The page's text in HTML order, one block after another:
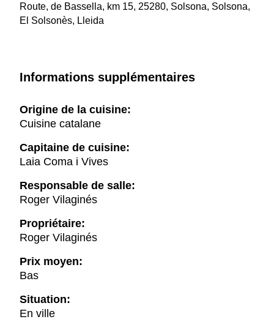
Route, de Bassella, km 15, 25280, Solsona, Solsona,
El Solsonès, Lleida
Informations supplémentaires
Origine de la cuisine:
Cuisine catalane
Capitaine de cuisine:
Laia Coma i Vives
Responsable de salle:
Roger Vilaginés
Propriétaire:
Roger Vilaginés
Prix moyen:
Bas
Situation:
En ville